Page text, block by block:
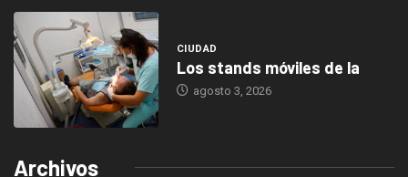
CIUDAD
Los stands móviles de la
agosto 3, 2026
Archivos